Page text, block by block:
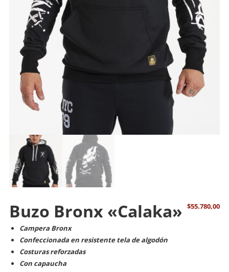
Buzo Bronx «Calaka» $55.780,00
Campera Bronx
Confeccionada en resistente tela de algodón
Costuras reforzadas
Con capaucha